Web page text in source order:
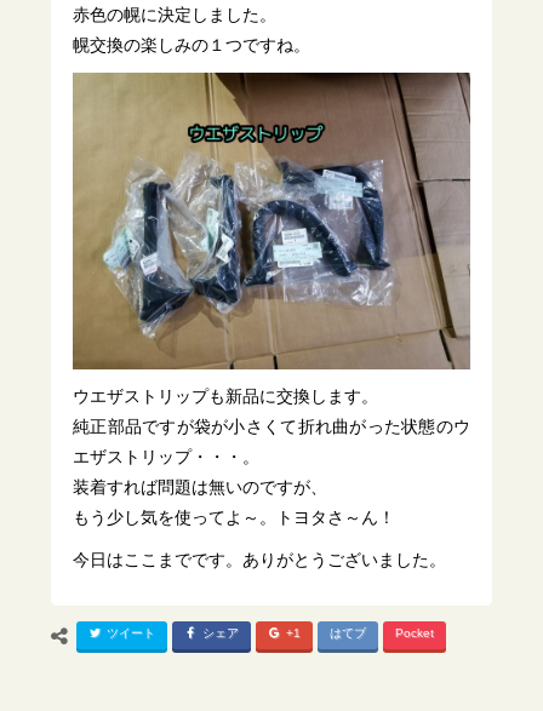
赤色の幌に決定しました。
幌交換の楽しみの１つですね。
ウエザストリップも新品に交換します。
純正部品ですが袋が小さくて折れ曲がった状態のウ
エザストリップ・・・。
装着すれば問題は無いのですが、
もう少し気を使ってよ～。トヨタさ～ん！
今日はここまでです。ありがとうございました。
ツイート シェア +1 はてブ Pocket